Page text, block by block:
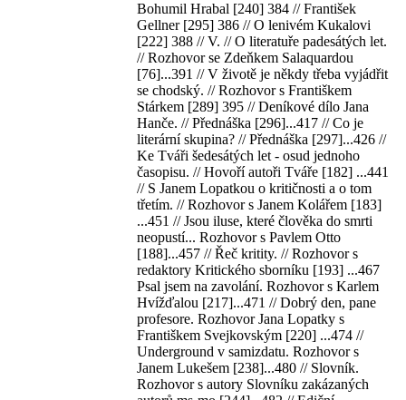
Bohumil Hrabal [240] 384 // František
Gellner [295] 386 // O lenivém Kukalovi
[222] 388 // V. // O literatuře padesátých let.
// Rozhovorse Zdeňkem Salaquardou
[76]...391 // V životě je někdy třeba vyjádřit
se chodský. // Rozhovor s Františkem
Stárkem [289] 395 // Deníkové dílo Jana
Hanče. // Přednáška [296]...417 // Co je
literární skupina? // Přednáška [297]...426 //
Ke Tváři šedesátých let - osud jednoho
časopisu. // Hovoří autoři Tváře [182] ...441
// S Janem Lopatkou o kritičnosti a o tom
třetím. // Rozhovor s Janem Kolářem [183]
...451 // Jsou iluse, které člověka do smrti
neopustí... Rozhovor s Pavlem Otto
[188]...457 // Řeč kritity. // Rozhovor s
redaktory Kritického sborníku [193] ...467
Psal jsem na zavolání. Rozhovor s Karlem
Hvížďalou [217]...471 // Dobrý den, pane
profesore. Rozhovor Jana Lopatky s
Františkem Svejkovským [220] ...474 //
Underground v samizdatu. Rozhovor s
Janem Lukešem [238]...480 // Slovník.
Rozhovor s autory Slovníku zakázaných